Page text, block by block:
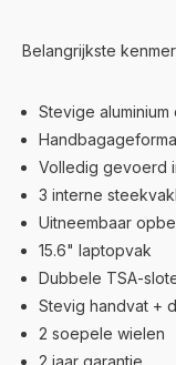
Belangrijkste
Stevige aluminium
Volledig gevoerd
3 interne
Uitneembaar
15.6" laptopvak
Dubbele TSA-
Stevig handvat +
2 soepele wielen
2 jaar garantie